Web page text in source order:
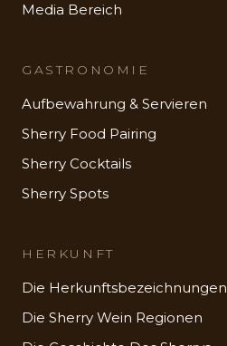
Media Bereich
GASTRONOMIE
Aufbewahrung & Servieren
Sherry Food Pairing
Sherry Cocktails
Sherry Spots
HERKUNFT
Die Herkunftsbezeichnungen
Die Sherry Wein Regionen